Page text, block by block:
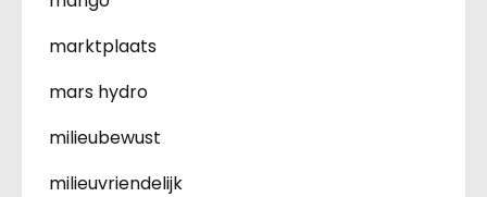
marktplaats
mars hydro
milieubewust
milieuvriendelijk